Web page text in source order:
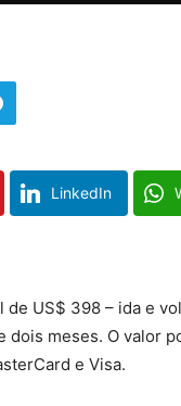
LinkedIn
US$ 398 – ida e
meses. O valor
e Visa.